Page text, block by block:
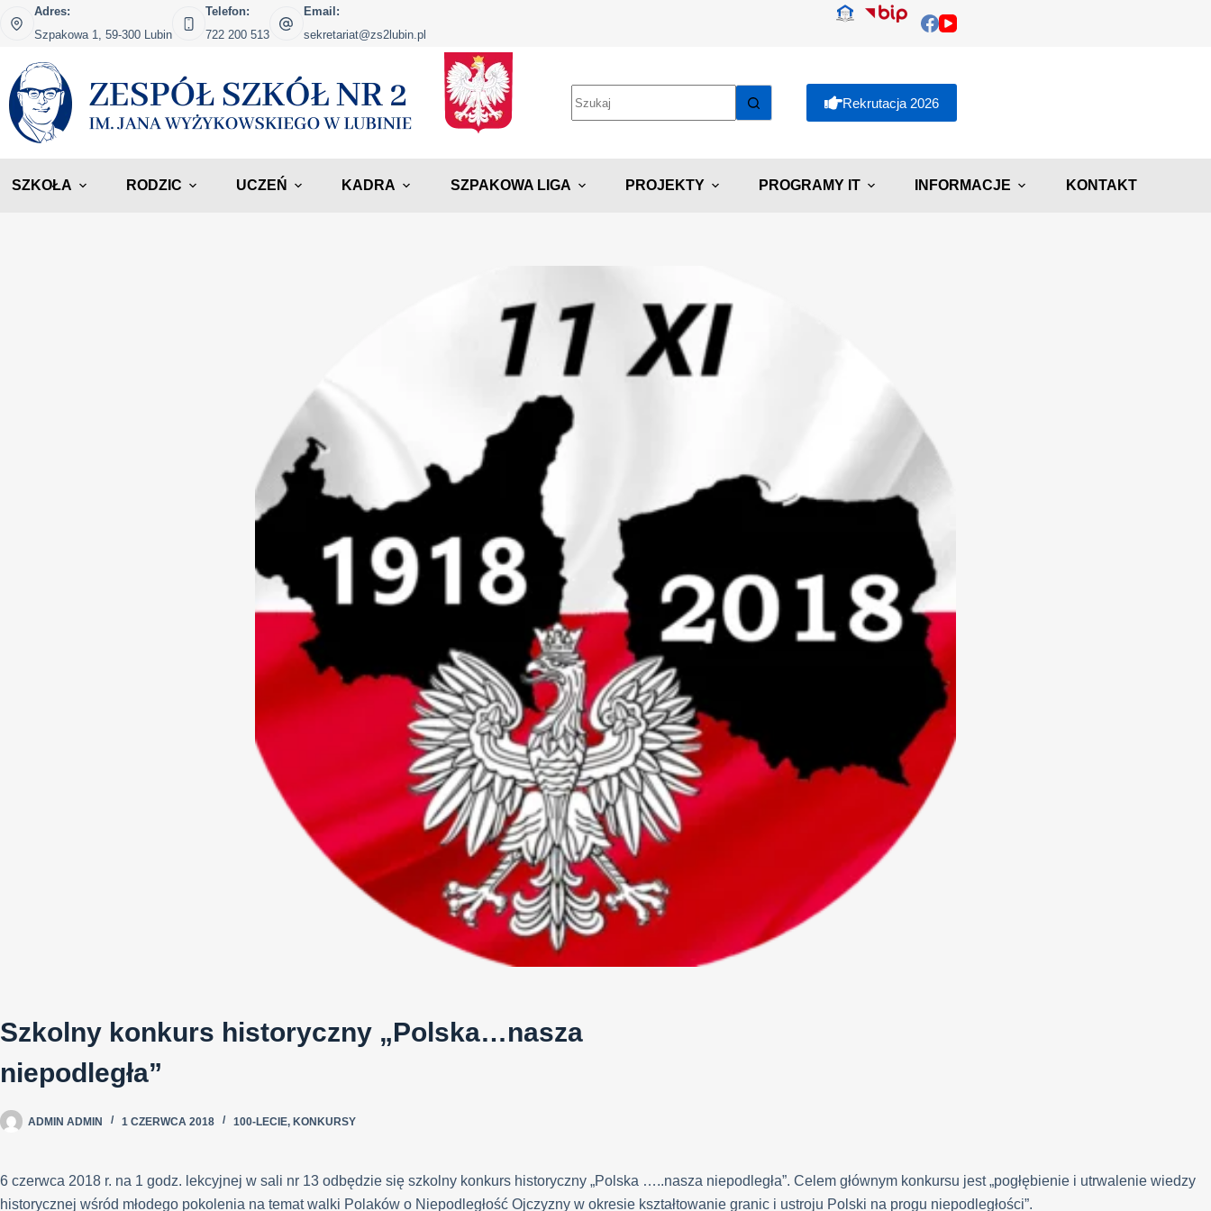
Adres:
Szpakowa 1, 59-300 Lubin
Telefon:
722 200 513
Email:
sekretariat@zs2lubin.pl
Rekrutacja 2026
SZKOŁA RODZIC UCZEŃ KADRA SZPAKOWA LIGA PROJEKTY PROGRAMY IT INFORMACJE KONTAKT
Szkolny konkurs historyczny „Polska…nasza
niepodległa”
ADMIN ADMIN 1 CZERWCA 2018 100-LECIE, KONKURSY
6 czerwca 2018 r. na 1 godz. lekcyjnej w sali nr 13 odbędzie się szkolny konkurs historyczny „Polska …..nasza niepodległa”. Celem głównym konkursu jest „pogłębienie i utrwalenie wiedzy
historycznej wśród młodego pokolenia na temat walki Polaków o Niepodległość Ojczyzny w okresie kształtowanie granic i ustroju Polski na progu niepodległości”.